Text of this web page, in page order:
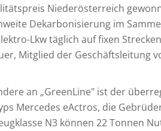
Niederösterreich
Dekarbonisierung im
Lkw täglich auf fixen
Mitglied der Geschäftsleitung
an „GreenLine" ist der
Mercedes eActros, die
N3 können 22 Tonnen